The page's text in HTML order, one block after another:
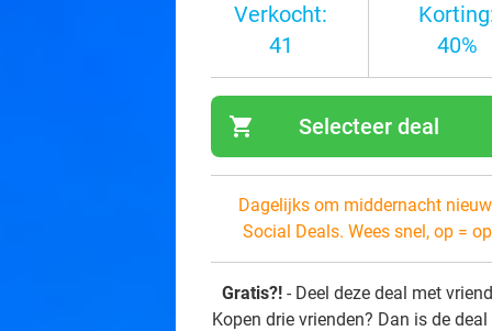
Verkocht:
41
40%
shopping_cart Selecteer deal
Dagelijks om middernacht
Social Deals. Wees snel, op =
Gratis?! - Deel deze deal met
Kopen drie vrienden? Dan is de